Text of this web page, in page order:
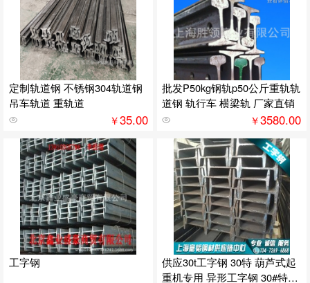
定制轨道钢 不锈钢304轨道钢
吊车轨道 重轨道
￥35.00
批发P50kg钢轨p50公斤重轨轨
道钢 轨行车 横梁轨 厂家直销
￥3580.00
工字钢
供应30t工字钢 30特 葫芦式起
重机专用 异形工字钢 30#特工